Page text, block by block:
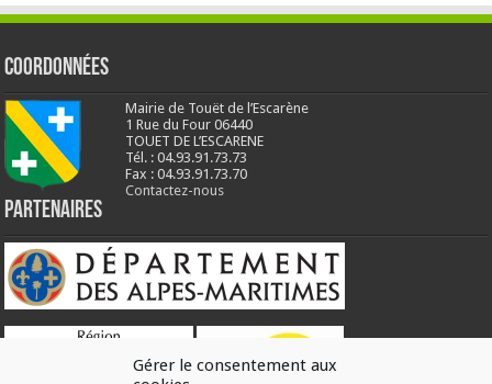
Gérer le consentement aux
Coordonnées
Mairie de Touët de l’Escarène
1 Rue du Four 06440
TOUET DE L’ESCARENE
Tél. : 04.93.91.73.73
Fax : 04.93.91.73.70
Contactez-nous
Partenaires